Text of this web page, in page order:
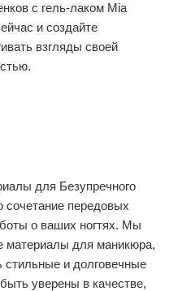
с гель‑лаком Mia
и создайте
взгляды своей
для Безупречного
передовых
о ваших ногтях. Мы
материалы для маникюра,
стильные и долговечные
уверены в качестве,